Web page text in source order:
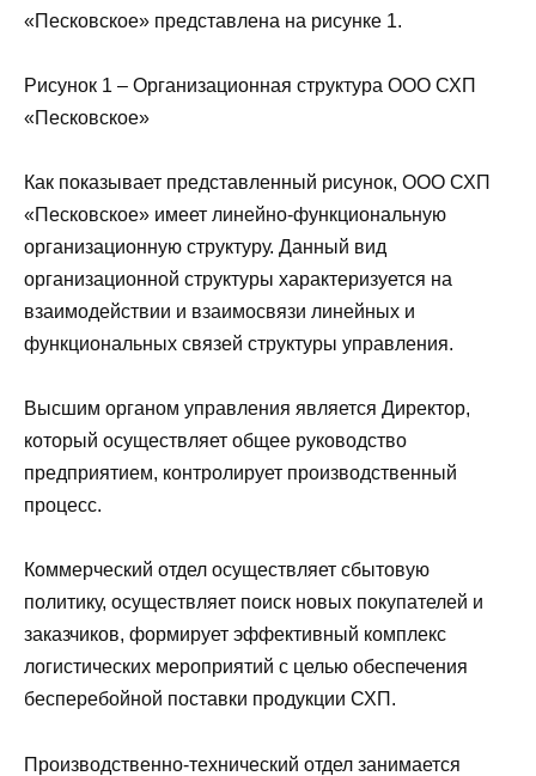
«Песковское» представлена на рисунке 1.
Рисунок 1 – Организационная структура ООО СХП
«Песковское»
Как показывает представленный рисунок, ООО СХП
«Песковское» имеет линейно-функциональную
организационную структуру. Данный вид
организационной структуры характеризуется на
взаимодействии и взаимосвязи линейных и
функциональных связей структуры управления.
Высшим органом управления является Директор,
который осуществляет общее руководство
предприятием, контролирует производственный
процесс.
Коммерческий отдел осуществляет сбытовую
политику, осуществляет поиск новых покупателей и
заказчиков, формирует эффективный комплекс
логистических мероприятий с целью обеспечения
бесперебойной поставки продукции СХП.
Производственно-технический отдел занимается